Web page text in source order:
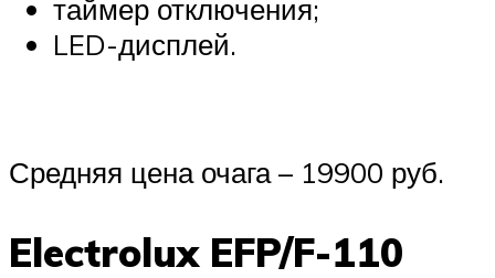
таймер отключения;
LED-дисплей.
Средняя цена очага – 19900 руб.
Electrolux EFP/F-110